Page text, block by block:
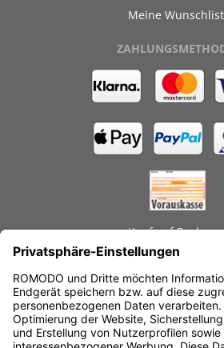
Meine
Kauf auf
Schnelle
Käuferschutz
Datenschutz